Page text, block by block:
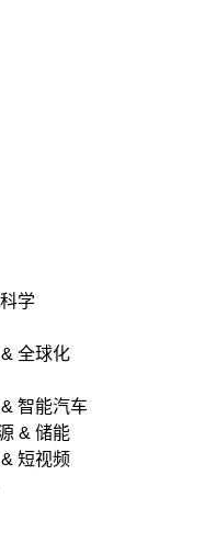
学
球化
能汽车
储能
视频